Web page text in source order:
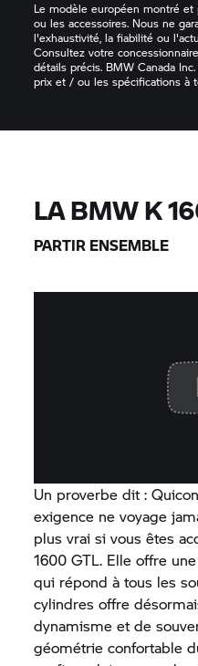
Le modèle européen montré
ou les accessoires. Nous ne
l'exhaustivité, la fiabilité ou
Consultez votre
détails précis. BMW Canada
prix et / ou les spécifications à
LA BMW K
PARTIR ENSEMBLE
Un proverbe dit :
exigence ne voyage
plus vrai si vous êtes
1600 GTL. Elle offre
qui répond à tous les
cylindres offre
dynamisme et de
géométrie confortable